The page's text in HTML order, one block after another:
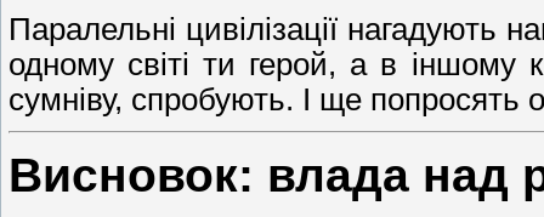
Паралельні цивілізації
одному світі ти герой, а в
сумніву, спробують. І ще попросять
Висновок: влада над